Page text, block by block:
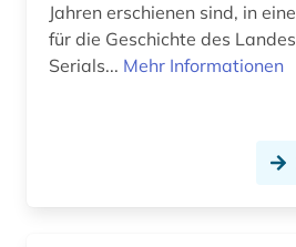
geisteswissenschaften (1)
genderforschung (1)
Jahren erschienen sind, in
für die Geschichte des
Serials... Mehr Informationen